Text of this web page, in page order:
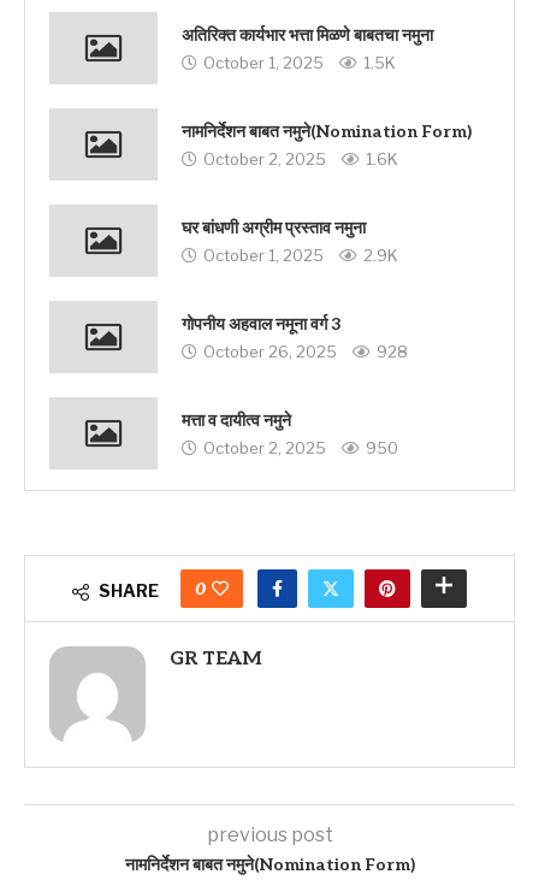
अतिरिक्त कार्यभार भत्ता मिळणे बाबतचा नमुना
October 1, 2025 1.5K
नामनिर्देशन बाबत नमुने(Nomination Form)
October 2, 2025 1.6K
घर बांधणी अग्रीम प्रस्ताव नमुना
October 1, 2025 2.9K
गोपनीय अहवाल नमूना वर्ग 3
October 26, 2025 928
मत्ता व दायीत्व नमुने
October 2, 2025 950
SHARE 0
GR TEAM
previous post
नामनिर्देशन बाबत नमुने(Nomination Form)